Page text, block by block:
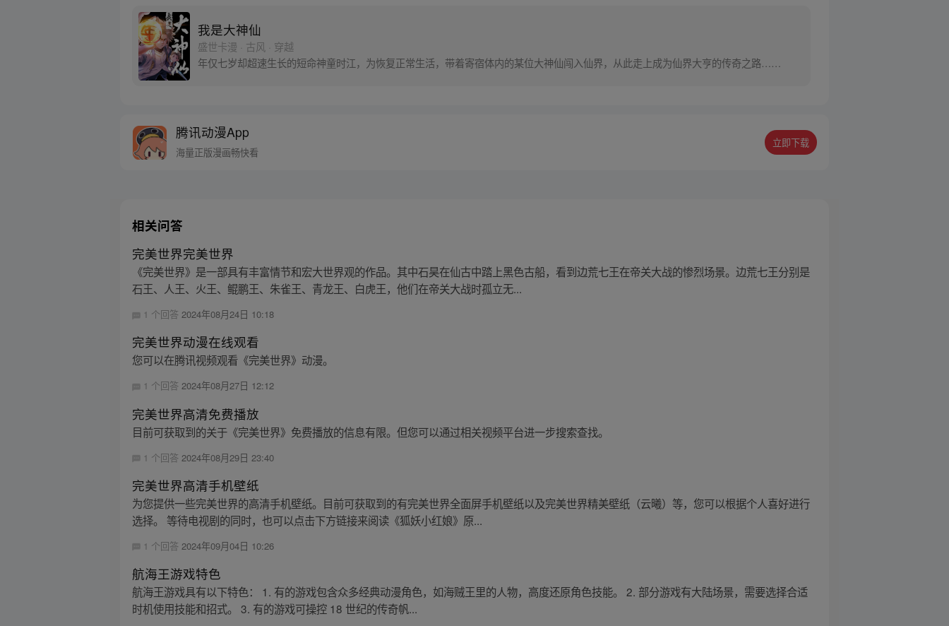
我是大神仙
盛世卡漫 · 古风 · 穿越
年仅七岁却超速生长的短命神童时江，为恢复正常生活，带着寄宿体内的某位大神仙闯入仙界，从此走上成为仙界大亨的传奇之路……
腾讯动漫App
海量正版漫画畅快看
立即下载
相关问答
完美世界完美世界
《完美世界》是一部具有丰富情节和宏大世界观的作品。其中石昊在仙古中踏上黑色古船，看到边荒七王在帝关大战的惨烈场景。边荒七王分别是
石王、人王、火王、鲲鹏王、朱雀王、青龙王、白虎王，他们在帝关大战时孤立无...
1 个回答2024年08月24日 10:18
完美世界动漫在线观看
您可以在腾讯视频观看《完美世界》动漫。
1 个回答2024年08月27日 12:12
完美世界高清免费播放
目前可获取到的关于《完美世界》免费播放的信息有限。但您可以通过相关视频平台进一步搜索查找。
1 个回答 2024年08月29日 23:40
完美世界高清手机壁纸
为您提供一些完美世界的高清手机壁纸。目前可获取到的有完美世界全面屏手机壁纸以及完美世界精美壁纸（云曦）等，您可以根据个人喜好进行
选择。 等待电视剧的同时，也可以点击下方链接来阅读《狐妖小红娘》原...
1 个回答 2024年09月04日 10:26
航海王游戏特色
航海王游戏具有以下特色： 1. 有的游戏包含众多经典动漫角色，如海贼王里的人物，高度还原角色技能。 2. 部分游戏有大陆场景，需要选择合适
时机使用技能和招式。 3. 有的游戏可操控 18 世纪的传奇帆...